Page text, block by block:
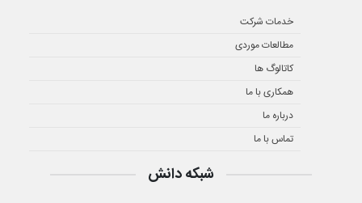
خدمات شرکت
مطالعات موردی
کاتالوگ ها
همکاری با ما
درباره ما
تماس با ما
شبکه دانش